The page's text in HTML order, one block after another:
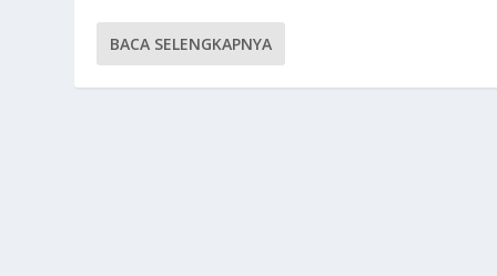
BACA SELENGKAPNYA